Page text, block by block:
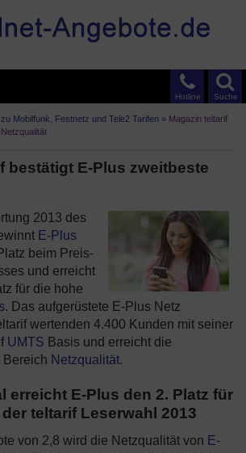
Suche
Hotline
Mobilfunk, Festnetz und Tele2 Tarifen » Magazin teltarif
bestätigt E-Plus zweitbeste
2013 des
E-Plus
beim Preis-
und erreicht
für die hohe
. Das aufgerüstete E-Plus Netz
wertenden 4.400 Kunden mit seiner
UMTS Basis und erreicht die
Bereich Netzqualität.
erreicht E-Plus den 2. Platz für
teltarif Leserwahl 2013
von 2,8 wird die Netzqualität von E-